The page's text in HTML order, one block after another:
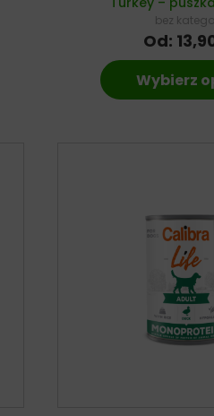
bez
Od:
Wybierz